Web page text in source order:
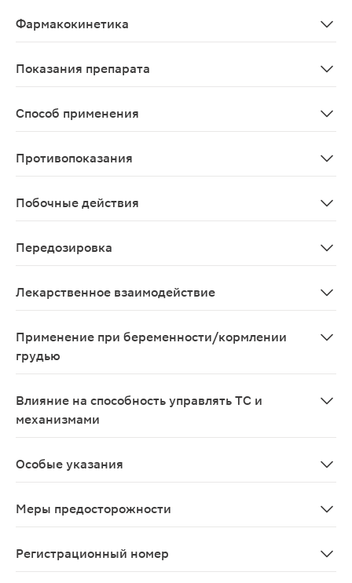
Фармакокинетика
Показания препарата
Способ применения
Противопоказания
Побочные действия
Передозировка
Лекарственное взаимодействие
Применение при беременности/кормлении
грудью
Влияние на способность управлять ТС и
механизмами
Особые указания
Меры предосторожности
Регистрационный номер